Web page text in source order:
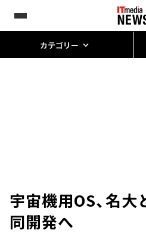
カテゴリー
宇宙機用OS、名
同開発へ